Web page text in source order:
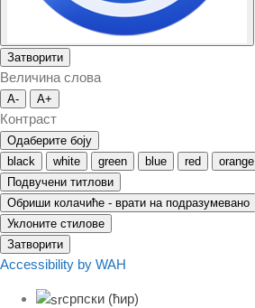
Затворити
Величина слова
A- A+
Контраст
Одаберите боју
black
white green blue red orange
Подвучени титлови
Обриши колачиће - врати на подразумевано
Уклоните стилове
Затворити
Accessibility by WAH
српски (ћир)